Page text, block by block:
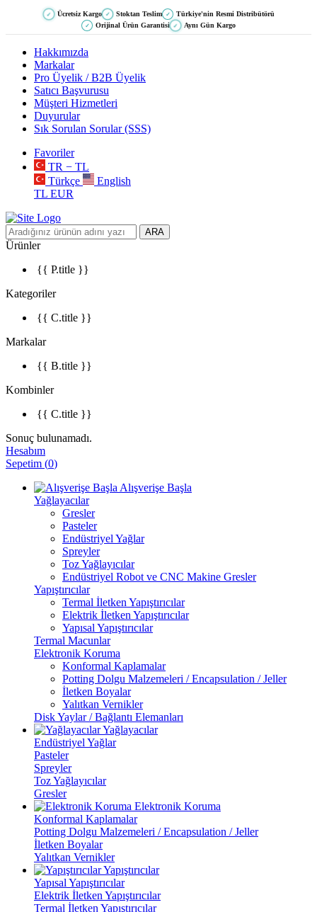
✓ Ücretsiz Kargo ✓ Stoktan Teslim ✓ Türkiye'nin Resmi Distribütörü
✓ Orijinal Ürün Garantisi ✓ Aynı Gün Kargo
Hakkımızda
Markalar
Pro Üyelik / B2B Üyelik
Satıcı Başvurusu
Müşteri Hizmetleri
Duyurular
Sık Sorulan Sorular (SSS)
Favoriler
TR − TL
Türkçe
English
TL EUR
ARA
Ürünler
{{ P.title }}
Kategoriler
{{ C.title }}
Markalar
{{ B.title }}
Kombinler
{{ C.title }}
Sonuç bulunamadı.
Hesabım
Sepetim (0)
Alışverişe Başla
Yağlayacılar
Gresler
Pasteler
Endüstriyel Yağlar
Spreyler
Toz Yağlayıcılar
Endüstriyel Robot ve CNC Makine Gresler
Yapıştırıcılar
Termal İletken Yapıştırıcılar
Elektrik İletken Yapıştırıcılar
Yapısal Yapıştırıcılar
Termal Macunlar
Elektronik Koruma
Konformal Kaplamalar
Potting Dolgu Malzemeleri / Encapsulation / Jeller
İletken Boyalar
Yalıtkan Vernikler
Disk Yaylar / Bağlantı Elemanları
Yağlayacılar
Endüstriyel Yağlar
Pasteler
Spreyler
Toz Yağlayıcılar
Gresler
Elektronik Koruma
Konformal Kaplamalar
Potting Dolgu Malzemeleri / Encapsulation / Jeller
İletken Boyalar
Yalıtkan Vernikler
Yapıştırıcılar
Yapısal Yapıştırıcılar
Elektrik İletken Yapıştırıcılar
Termal İletken Yapıştırıcılar